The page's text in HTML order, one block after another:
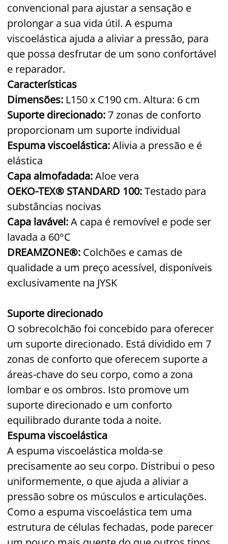
convencional para ajustar a sensação e
prolongar a sua vida útil. A espuma
viscoelástica ajuda a aliviar a pressão, para
que possa desfrutar de um sono confortável
e reparador.
Características
Dimensões: L150 x C190 cm. Altura: 6 cm
Suporte direcionado:7 zonas de conforto
proporcionam um suporte individual
Espuma viscoelástica:Alivia a pressão e é
elástica
Capa almofadada:Aloe vera
OEKO-TEX® STANDARD 100:Testado para
substâncias nocivas
Capa lavável:A capa é removível e pode ser
lavada a 60°C
DREAMZONE®: Colchões e camas de
qualidade a um preço acessível, disponíveis
exclusivamente na JYSK
Suporte direcionado
O sobrecolchão foi concebido para oferecer
um suporte direcionado. Está dividido em 7
zonas de conforto que oferecem suporte a
áreas-chave do seu corpo, como a zona
lombar e os ombros. Isto promove um
suporte direcionado e um conforto
equilibrado durante toda a noite.
Espuma viscoelástica
A espuma viscoelástica molda-se
precisamente ao seu corpo. Distribui o peso
uniformemente, o que ajuda a aliviar a
pressão sobre os músculos e articulações.
Como a espuma viscoelástica tem uma
estrutura de células fechadas, pode parecer